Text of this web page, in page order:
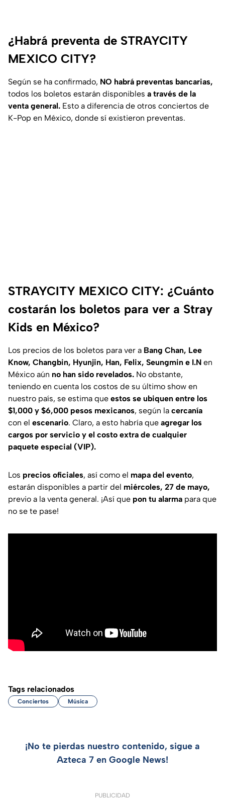
¿Habrá preventa de STRAYCITY
MEXICO CITY?
Según se ha confirmado, NO habrá preventas bancarias,
todos los boletos estarán disponibles a través de la
venta general. Esto a diferencia de otros conciertos de
K-Pop en México, donde sí existieron preventas.
STRAYCITY MEXICO CITY: ¿Cuánto
costarán los boletos para ver a Stray
Kids en México?
Los precios de los boletos para ver a Bang Chan, Lee
Know, Changbin, Hyunjin, Han, Felix, Seungmin e I.N en
México aún no han sido revelados. No obstante,
teniendo en cuenta los costos de su último show en
nuestro país, se estima que estos se ubiquen entre los
$1,000 y $6,000 pesos mexicanos, según la cercanía
con el escenario. Claro, a esto habría que agregar los
cargos por servicio y el costo extra de cualquier
paquete especial (VIP).
Los precios oficiales, así como el mapa del evento,
estarán disponibles a partir del miércoles, 27 de mayo,
previo a la venta general. ¡Así que pon tu alarma para que
no se te pase!
Tags relacionados
Conciertos Música
¡No te pierdas nuestro contenido, sigue a
Azteca 7 en Google News!
PUBLICIDAD